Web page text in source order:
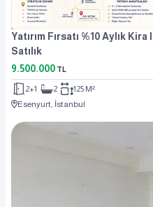
Yatırım Fırsatı %10 Aylık
Satılık
9.500.000 TL
2+1 2
125 M²
Esenyurt, İstanbul